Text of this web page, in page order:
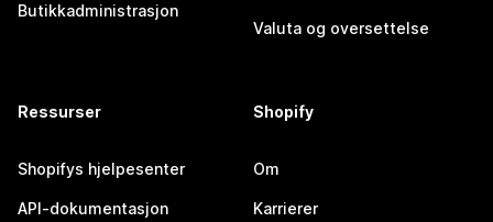
Butikkadministrasjon
Valuta og oversettelse
Ressurser
Shopifys hjelpesenter
API-dokumentasjon
Shopify
Om
Karrierer